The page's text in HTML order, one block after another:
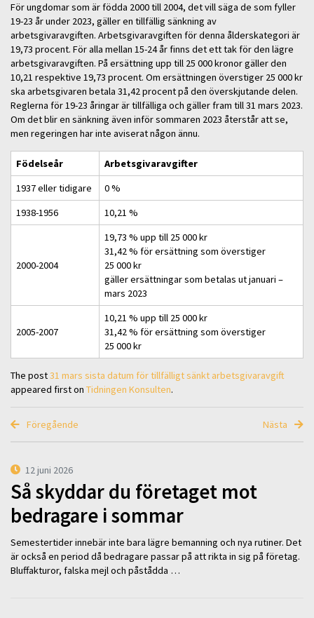
För ungdomar som är födda 2000 till 2004, det vill säga de som fyller
19-23 år under 2023, gäller en tillfällig sänkning av
arbetsgivaravgiften. Arbetsgivaravgiften för denna ålderskategori är
19,73 procent. För alla mellan 15-24 år finns det ett tak för den lägre
arbetsgivaravgiften. På ersättning upp till 25 000 kronor gäller den
10,21 respektive 19,73 procent. Om ersättningen överstiger 25 000 kr
ska arbetsgivaren betala 31,42 procent på den överskjutande delen.
Reglerna för 19-23 åringar är tillfälliga och gäller fram till 31 mars 2023.
Om det blir en sänkning även inför sommaren 2023 återstår att se,
men regeringen har inte aviserat någon ännu.
Födelseår
Arbetsgivaravgifter
1937 eller tidigare
0 %
1938-1956
10,21 %
2000-2004
19,73 % upp till 25 000 kr
31,42 % för ersättning som överstiger
25 000 kr
gäller ersättningar som betalas ut januari –
mars 2023
2005-2007
10,21 % upp till 25 000 kr
31,42 % för ersättning som överstiger
25 000 kr
The post31 mars sista datum för tillfälligt sänkt arbetsgivaravgift
appeared first on Tidningen Konsulten.
Föregående Nästa
12 juni 2026
Så skyddar du företaget mot
bedragare i sommar
Semestertider innebär inte bara lägre bemanning och nya rutiner. Det
är också en period då bedragare passar på att rikta in sig på företag.
Bluffakturor, falska mejl och påstådda …